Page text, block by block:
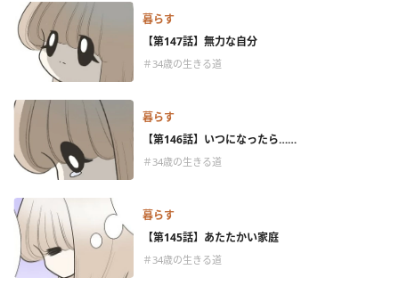
暮らす
【第147話】無力な自分
＃34歳の生きる道
暮らす
【第146話】いつになったら……
＃34歳の生きる道
暮らす
【第145話】あたたかい家庭
＃34歳の生きる道